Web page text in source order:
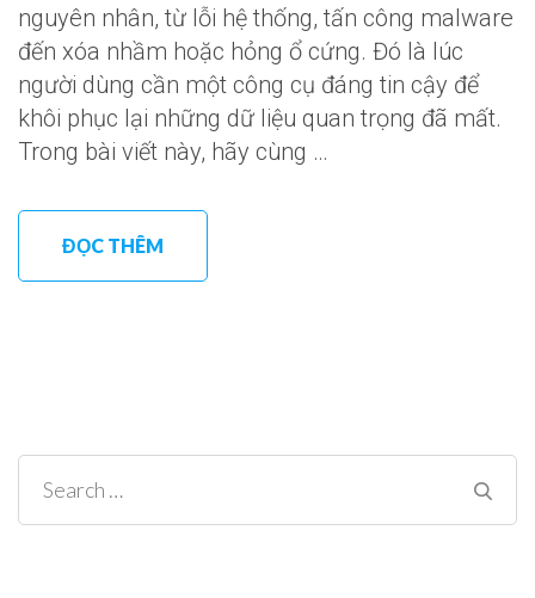
nguyên nhân, từ lỗi hệ thống, tấn công malware
đến xóa nhầm hoặc hỏng ổ cứng. Đó là lúc
người dùng cần một công cụ đáng tin cậy để
khôi phục lại những dữ liệu quan trọng đã mất.
Trong bài viết này, hãy cùng …
ĐỌC THÊM
Search
for: